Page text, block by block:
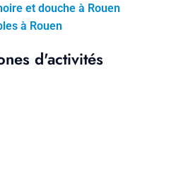
et douche à Rouen
à Rouen
d'activités